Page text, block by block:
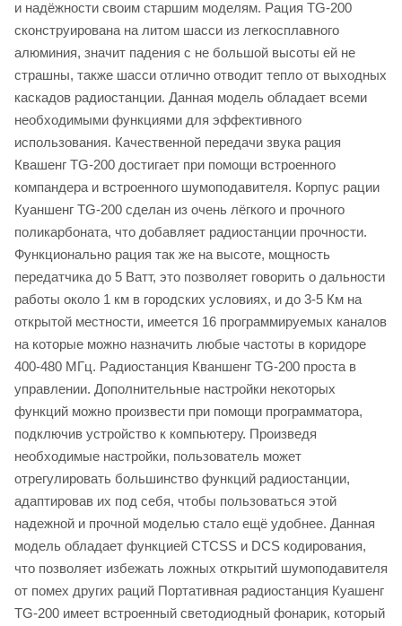
и надёжности своим старшим моделям. Рация TG-200
сконструирована на литом шасси из легкосплавного
алюминия, значит падения с не большой высоты ей не
страшны, также шасси отлично отводит тепло от выходных
каскадов радиостанции. Данная модель обладает всеми
необходимыми функциями для эффективного
использования. Качественной передачи звука рация
Квашенг TG-200 достигает при помощи встроенного
компандера и встроенного шумоподавителя. Корпус рации
Куаншенг TG-200 сделан из очень лёгкого и прочного
поликарбоната, что добавляет радиостанции прочности.
Функционально рация так же на высоте, мощность
передатчика до 5 Ватт, это позволяет говорить о дальности
работы около 1 км в городских условиях, и до 3-5 Км на
открытой местности, имеется 16 программируемых каналов
на которые можно назначить любые частоты в коридоре
400-480 МГц. Радиостанция Кваншенг TG-200 проста в
управлении. Дополнительные настройки некоторых
функций можно произвести при помощи программатора,
подключив устройство к компьютеру. Произведя
необходимые настройки, пользователь может
отрегулировать большинство функций радиостанции,
адаптировав их под себя, чтобы пользоваться этой
надежной и прочной моделью стало ещё удобнее. Данная
модель обладает функцией CTCSS и DCS кодирования,
что позволяет избежать ложных открытий шумоподавителя
от помех других раций Портативная радиостанция Куашенг
TG-200 имеет встроенный светодиодный фонарик, который